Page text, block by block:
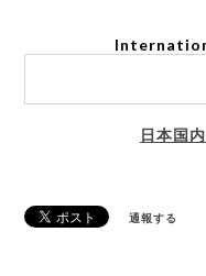
日本国
通報する